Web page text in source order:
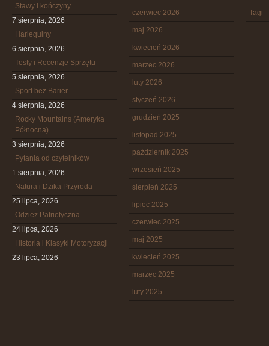
Stawy i kończyny
7 sierpnia, 2026
Harlequiny
6 sierpnia, 2026
Testy i Recenzje Sprzętu
5 sierpnia, 2026
Sport bez Barier
4 sierpnia, 2026
Rocky Mountains (Ameryka
Północna)
3 sierpnia, 2026
Pytania od czytelników
1 sierpnia, 2026
Natura i Dzika Przyroda
25 lipca, 2026
Odzież Patriotyczna
24 lipca, 2026
Historia i Klasyki Motoryzacji
23 lipca, 2026
czerwiec 2026
maj 2026
kwiecień 2026
marzec 2026
luty 2026
styczeń 2026
grudzień 2025
listopad 2025
październik 2025
wrzesień 2025
sierpień 2025
lipiec 2025
czerwiec 2025
maj 2025
kwiecień 2025
marzec 2025
luty 2025
Tagi